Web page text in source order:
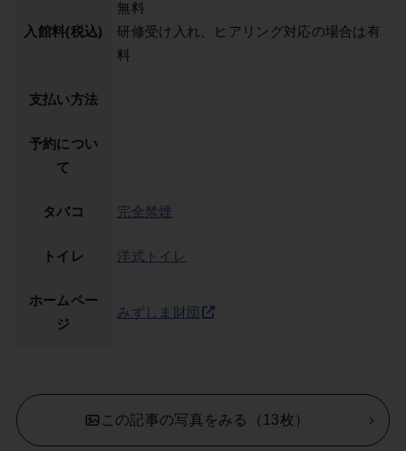
入館料(税込)
無料
研修受け入れ、ヒアリング対応の場合は有
料
支払い方法
予約につい
て
タバコ 完全禁煙
トイレ 洋式トイレ
ホームペー
ジ
みずしま財団
この記事の写真をみる（13枚）